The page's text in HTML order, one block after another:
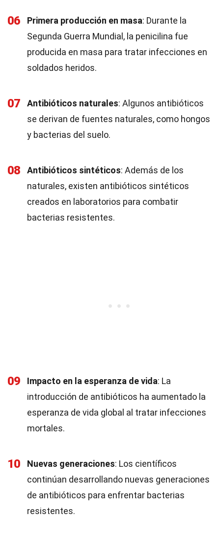
06 Primera producción en masa: Durante la
Segunda Guerra Mundial, la penicilina fue
producida en masa para tratar infecciones en
soldados heridos.
07 Antibióticos naturales: Algunos antibióticos
se derivan de fuentes naturales, como hongos
y bacterias del suelo.
08 Antibióticos sintéticos: Además de los
naturales, existen antibióticos sintéticos
creados en laboratorios para combatir
bacterias resistentes.
09 Impacto en la esperanza de vida: La
introducción de antibióticos ha aumentado la
esperanza de vida global al tratar infecciones
mortales.
10 Nuevas generaciones: Los científicos
continúan desarrollando nuevas generaciones
de antibióticos para enfrentar bacterias
resistentes.